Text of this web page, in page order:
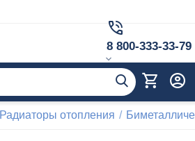
8 800-333-33-79
Радиаторы отопления /